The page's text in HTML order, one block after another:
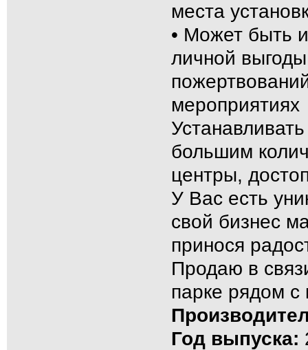
места
• Может быть
личной
мероприятиях
большим
центры,
У Вас есть
свой бизнес
принося
Продаю в
парке рядом с
Год выпуска: